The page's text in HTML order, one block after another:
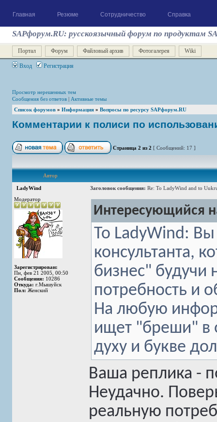
Главная Резюме Сотрудничество Справка
SAPфорум.RU: русскоязычный форум по продуктам
Портал Форум Файловый архив Фотогалерея Wiki
Вход Регистрация
Просмотр нерешенных тем
Сообщения без ответов | Активные темы
Список форумов » Информация » Вопросы по ресурсу SAPфорум.RU
Комментарии к полиси по
Страница 2 из 2 [ Сообщений: 17 ]
Автор
LadyWind Заголовок сообщения: Re: To LadyWind and to
Модератор
Зарегистрирован:
Пн, фев 21 2005, 00:50
Сообщения: 10286
Откуда: г.Мышуйск
Пол: Женский
Интересующийся
To LadyWind:
консультанта,
бизнес" будучи
потребность и
На любую
ищет "бреши" в
духу и букве
Ваша реплика -
Неудачно.
реальную